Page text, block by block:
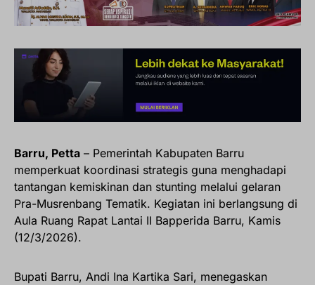
Barru, Petta – Pemerintah Kabupaten Barru
memperkuat koordinasi strategis guna menghadapi
tantangan kemiskinan dan stunting melalui gelaran
Pra-Musrenbang Tematik. Kegiatan ini berlangsung di
Aula Ruang Rapat Lantai II Bapperida Barru, Kamis
(12/3/2026).
Bupati Barru, Andi Ina Kartika Sari, menegaskan